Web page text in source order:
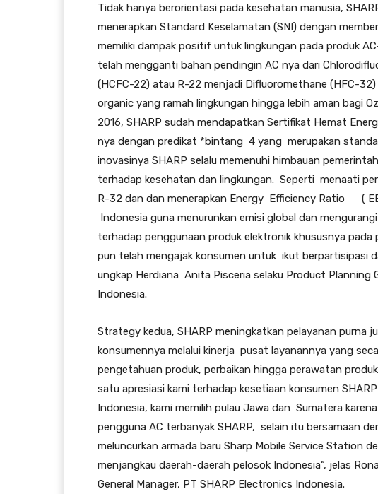
Tidak hanya berorientasi pada kesehatan manusia,
menerapkan Standard Keselamatan (SNI) dengan
memiliki dampak positif untuk lingkungan pada produk
telah mengganti bahan pendingin AC nya dari
(HCFC-22) atau R-22 menjadi Difluoromethane (HFC-
organic yang ramah lingkungan hingga lebih aman bagi
2016, SHARP sudah mendapatkan Sertifikat Hemat
nya dengan predikat *bintang 4 yang merupakan
inovasinya SHARP selalu memenuhi himbauan
terhadap kesehatan dan lingkungan. Seperti menaati
R-32 dan dan menerapkan Energy Efficiency Ratio (
Indonesia guna menurunkan emisi global dan
terhadap penggunaan produk elektronik khususnya pada
pun telah mengajak konsumen untuk ikut berpartisipasi
ungkap Herdiana Anita Pisceria selaku Product Planning
Indonesia.
Strategy kedua, SHARP meningkatkan pelayanan purna
konsumennya melalui kinerja pusat layanannya yang
pengetahuan produk, perbaikan hingga perawatan
satu apresiasi kami terhadap kesetiaan konsumen
Indonesia, kami memilih pulau Jawa dan Sumatera
pengguna AC terbanyak SHARP, selain itu bersamaan
meluncurkan armada baru Sharp Mobile Service Station
menjangkau daerah-daerah pelosok Indonesia“, jelas
General Manager, PT SHARP Electronics Indonesia.